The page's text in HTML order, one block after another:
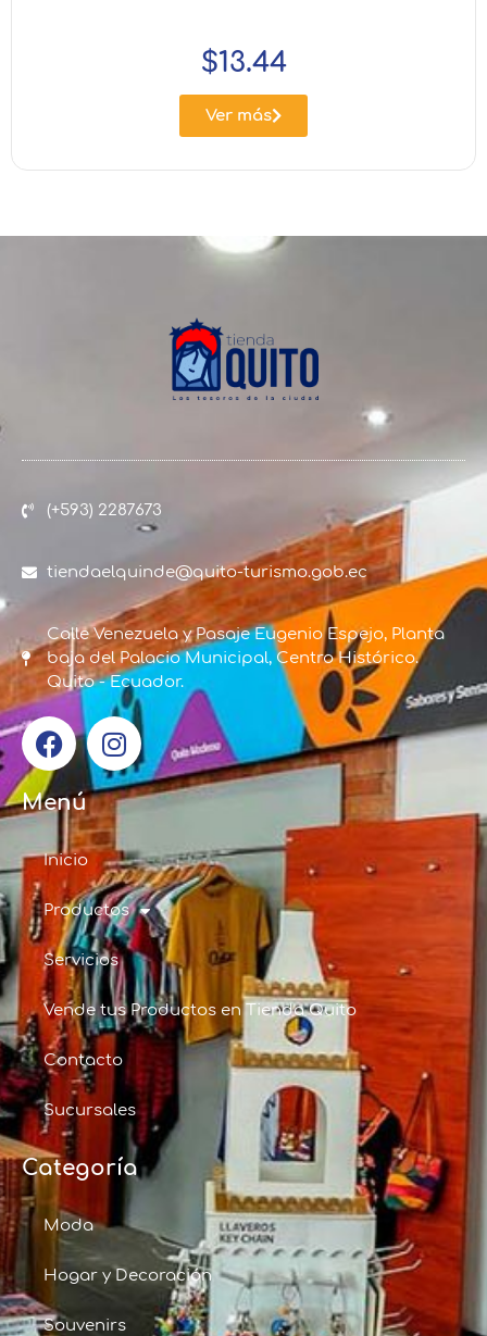
$13.44
Ver más
(+593) 2287673
tiendaelquinde@quito-turismo.gob.ec
Calle Venezuela y Pasaje Eugenio Espejo, Planta
baja del Palacio Municipal, Centro Histórico.
Quito - Ecuador.
Menú
Inicio
Productos
Servicios
Vende tus Productos en Tienda Quito
Contacto
Sucursales
Categoría
Moda
Hogar y Decoración
Souvenirs